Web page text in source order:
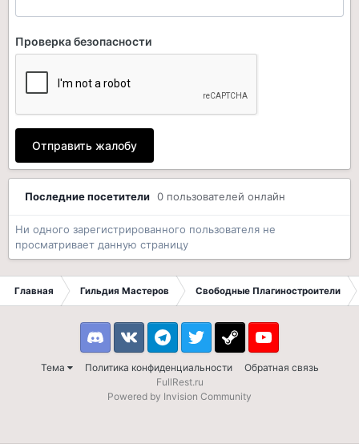
Проверка безопасности
Отправить жалобу
Последние посетители 0 пользователей онлайн
Ни одного зарегистрированного пользователя не
просматривает данную страницу
Главная Гильдия Мастеров Свободные Плагиностроители
Тема Политика конфиденциальности Обратная связь
DiscordVK TelegramTwitter Steam Youtube
FullRest.ru
Powered by Invision Community